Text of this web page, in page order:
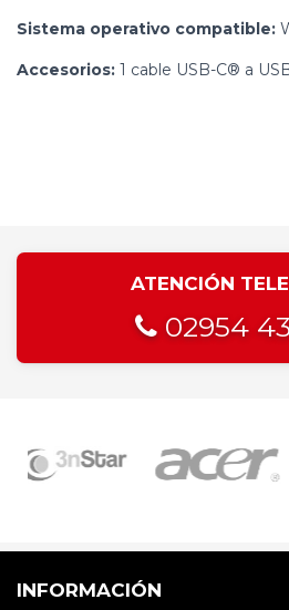
Sistema operativo compatible:
Accesorios: 1 cable USB-C® a
ATENCIÓN
02954
INFORMACIÓN